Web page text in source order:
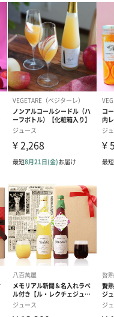
ま
ダンボール装飾（チュ
ーリップ）（720円）
をお届けします。